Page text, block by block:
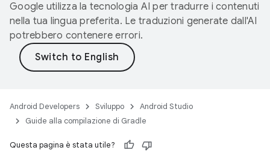
Google utilizza la tecnologia AI per tradurre i contenuti
nella tua lingua preferita. Le traduzioni generate dall'AI
potrebbero contenere errori.
Android Developers Sviluppo
Android Studio
Guide alla compilazione di Gradle
Questa pagina è stata utile?